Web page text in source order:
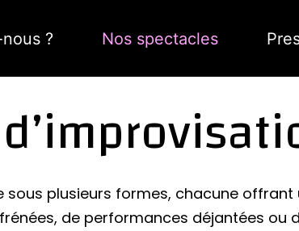
? Nos spectacles
plusieurs formes, chacune
de performances déjantées ou